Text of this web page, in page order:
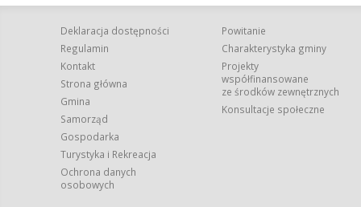
Deklaracja dostępności
Regulamin
Kontakt
Strona główna
Gmina
Samorząd
Gospodarka
Turystyka i Rekreacja
Ochrona danych
osobowych
Powitanie
Charakterystyka gminy
Projekty
współfinansowane
ze środków zewnętrznych
Konsultacje społeczne